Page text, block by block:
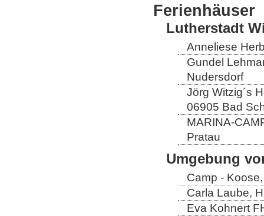
Ferienhäuser
Lutherstadt
Anneliese
Gundel
Nudersdorf
Jörg Witzig´s
06905 Bad
MARINA-
Pratau
Umgebung
Camp -
Carla Laube,
Eva Kohnert